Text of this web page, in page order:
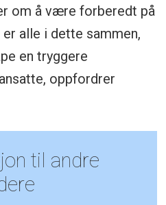
om å være forberedt på
alle i dette sammen,
en tryggere
oppfordrer
til andre